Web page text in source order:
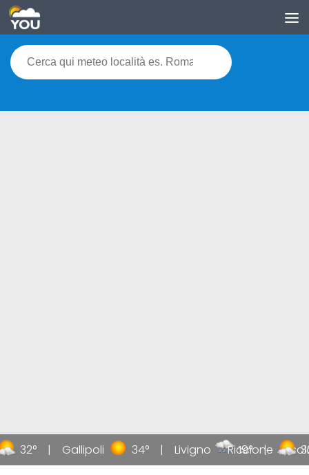
32° Gallipoli 34° Livigno 19°
Riccione